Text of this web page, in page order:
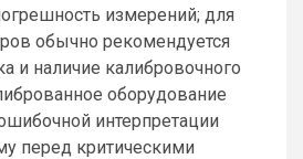
измерений; для
обычно рекомендуется
и наличие калибровочного
оборудование
интерпретации
перед критическими